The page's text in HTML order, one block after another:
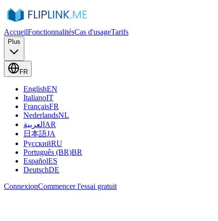
AccueilFonctionnalitésCas d'usageTarifs
Plus
FR
EnglishEN
ItalianoIT
FrançaisFR
NederlandsNL
العربية AR
日本語JA
РусскийRU
Português (BR)BR
EspañolES
DeutschDE
ConnexionCommencer l'essai gratuit